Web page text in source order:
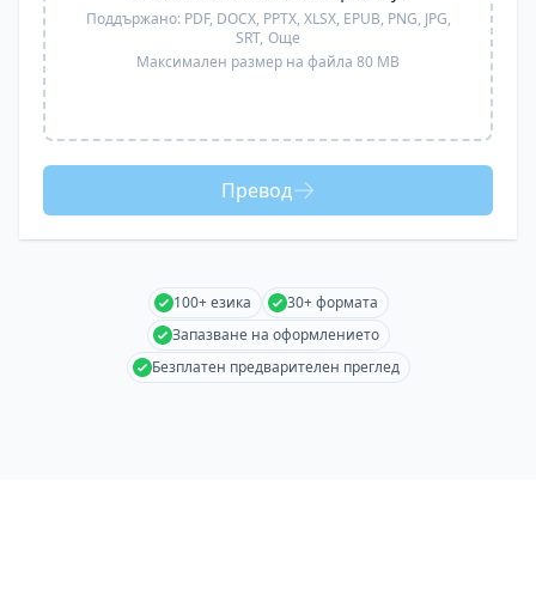
Поддържано: PDF, DOCX, PPTX, XLSX, EPUB, PNG, JPG,
SRT, Още
Максимален размер на файла 80 MB
Превод
100+ езика
30+ формата
Запазване на оформлението
Безплатен предварителен преглед